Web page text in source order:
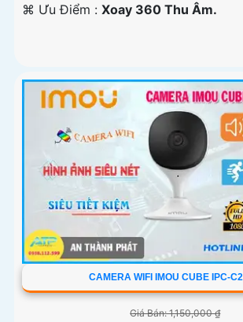
️⌘ Ưu Điểm : Xoay 360 Thu Âm.
CAMERA WIFI IMOU CUBE IPC-
Giá Bán: 1,150,000 ₫